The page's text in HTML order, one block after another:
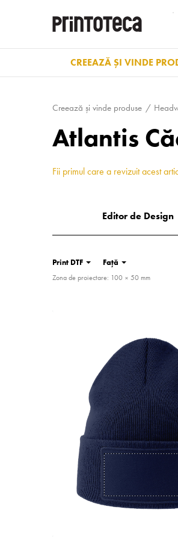
CREEAZĂ ȘI VINDE
Creează și vinde produse
Atlantis
Fii primul care a revizuit acest
Editor de Design
Print DTF Față
Zona de proiectare: 100 × 50 mm